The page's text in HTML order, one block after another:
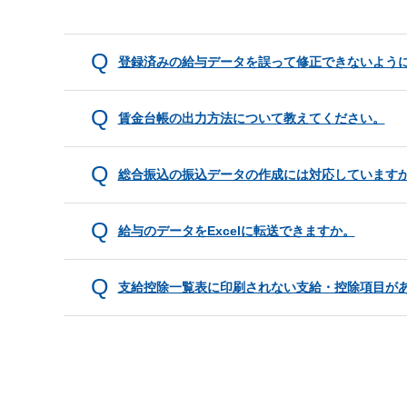
登録済みの給与データを誤って修正できないよう
賃金台帳の出力方法について教えてください。
総合振込の振込データの作成には対応しています
給与のデータをExcelに転送できますか。
支給控除一覧表に印刷されない支給・控除項目が